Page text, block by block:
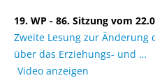
19. WP - 86. Sitzung vom
Zweite Lesung zur Änderung
über das Erziehungs- und
Video anzeigen